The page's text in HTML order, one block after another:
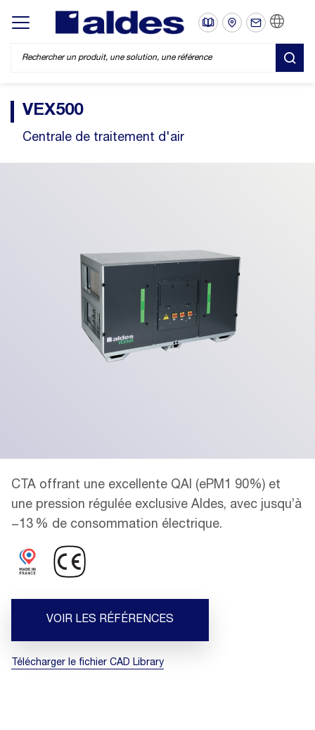
Display/hide main menu
VEX500
Centrale de traitement d'air
CTA offrant une excellente QAI (ePM1 90%) et
une pression régulée exclusive Aldes, avec jusqu’à
−13 % de consommation électrique.
VOIR LES RÉFÉRENCES
Télécharger le fichier CAD Library